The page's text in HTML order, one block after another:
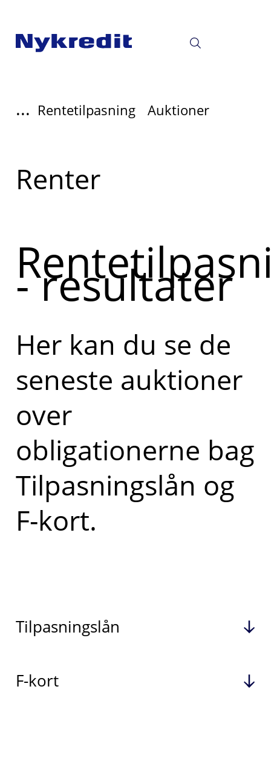
... Rentetilpasning Auktioner
Læs
mere
Renter
- resultater
Her kan du se de
seneste auktioner
over
obligationerne bag
Tilpasningslån og
F-kort.
Tilpasningslån
F-kort